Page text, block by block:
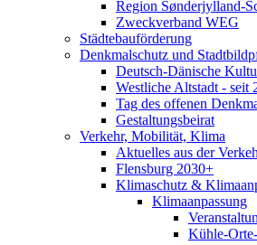
Region Sønderjylland-
Zweckverband WEG
Städtebauförderung
Denkmalschutz und
Deutsch-Dänische
Westliche Altstadt - seit
Tag des offenen
Gestaltungsbeirat
Verkehr, Mobilität, Klima
Aktuelles aus der
Flensburg 2030+
Klimaschutz &
Klimaanpassung
Kühle-